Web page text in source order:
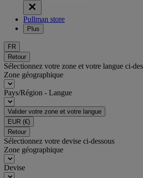
Pullman store
Plus
FR
Retour
Sélectionnez votre zone et votre langue ci-
Zone géographique
Pays/Région - Langue
Valider votre zone et votre langue
EUR (€)
Retour
Sélectionnez votre devise ci-dessous
Zone géographique
Devise